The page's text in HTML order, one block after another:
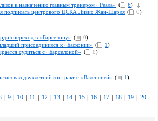
к назначению главным тренером «Реала» ( 6)
подписать центрового ЦСКА Ливио Жан-Шарля ( 0)
переход в «Барселону» ( 0)
присоединился к «Басконии» ( 1)
судиться с «Барселоной» ( 0)
двухлетний контракт с «Валенсией» ( 1)
9 10 11 12 13 14 15 16 17 18 19
20